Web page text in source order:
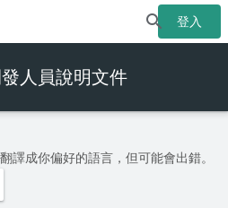
登入
人員說明文件
譯成你偏好的語言，但可能會出錯。